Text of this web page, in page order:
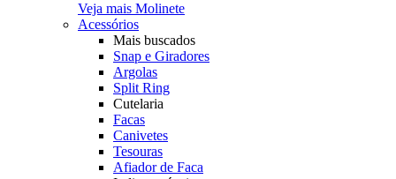
Veja mais Molinete
Acessórios
Mais buscados
Snap e Giradores
Argolas
Split Ring
Cutelaria
Facas
Canivetes
Tesouras
Afiador de Faca